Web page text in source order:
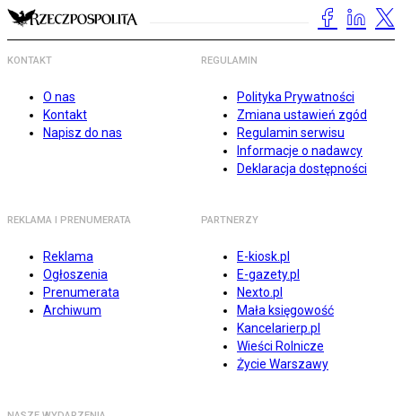
KONTAKT
O nas
Kontakt
Napisz do nas
REGULAMIN
Polityka Prywatności
Zmiana ustawień zgód
Regulamin serwisu
Informacje o nadawcy
Deklaracja dostępności
REKLAMA I PRENUMERATA
Reklama
Ogłoszenia
Prenumerata
Archiwum
PARTNERZY
E-kiosk.pl
E-gazety.pl
Nexto.pl
Mała księgowość
Kancelarierp.pl
Wieści Rolnicze
Życie Warszawy